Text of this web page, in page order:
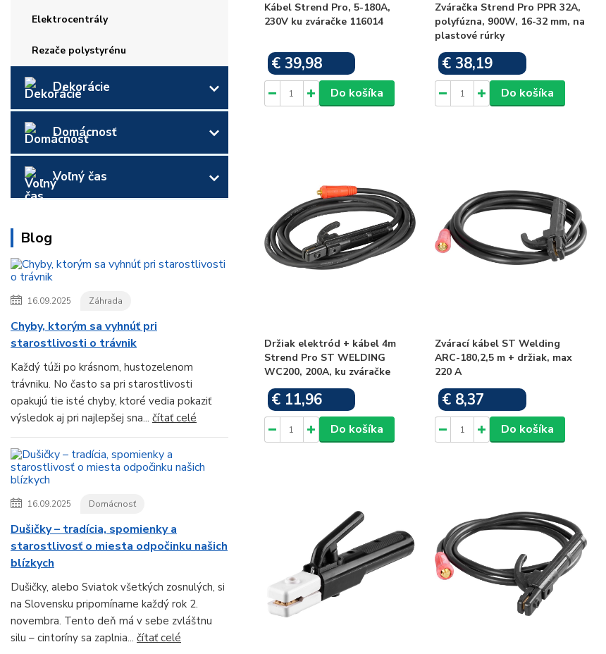
Elektrocentrály
Rezače polystyrénu
Dekorácie
Domácnosť
Voľný čas
Blog
16.09.2025 Záhrada
Chyby, ktorým sa vyhnúť pri
starostlivosti o trávnik
Každý túži po krásnom, hustozelenom
trávniku. No často sa pri starostlivosti
opakujú tie isté chyby, ktoré vedia pokaziť
výsledok aj pri najlepšej sna... čítať celé
16.09.2025 Domácnosť
Dušičky – tradícia, spomienky a
starostlivosť o miesta odpočinku našich
blízkych
Dušičky, alebo Sviatok všetkých zosnulých, si
na Slovensku pripomíname každý rok 2.
novembra. Tento deň má v sebe zvláštnu
silu – cintoríny sa zaplnia... čítať celé
Kábel Strend Pro, 5-180A,
230V ku zváračke 116014
€ 39,98
Do košíka
Zváračka Strend Pro PPR 32A,
polyfúzna, 900W, 16-32 mm, na
plastové rúrky
€ 38,19
Do košíka
Držiak elektród + kábel 4m
Strend Pro ST WELDING
WC200, 200A, ku zváračke
€ 11,96
Do košíka
Zvárací kábel ST Welding
ARC-180,2,5 m + držiak, max
220 A
€ 8,37
Do košíka